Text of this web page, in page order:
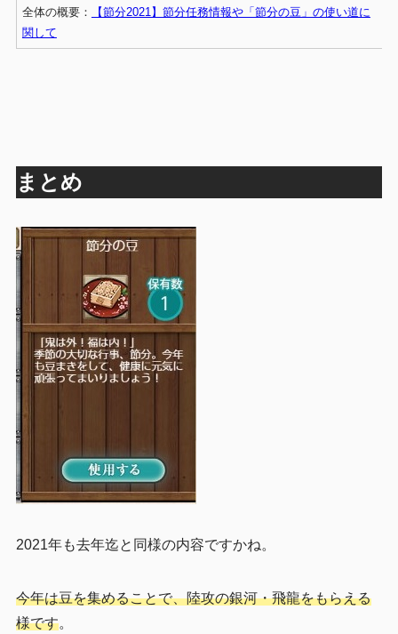
全体の概要：
【節分2021】節分任務情報や「節分の豆」の使い道に
関して
まとめ
2021年も去年迄と同様の内容ですかね。
今年は豆を集めることで、陸攻の銀河・飛龍をもらえる
様です。